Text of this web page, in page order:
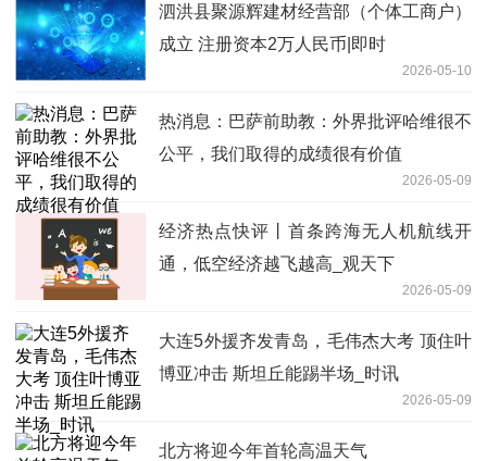
泗洪县聚源辉建材经营部（个体工商户）
成立 注册资本2万人民币|即时
2026-05-10
热消息：巴萨前助教：外界批评哈维很不
公平，我们取得的成绩很有价值
2026-05-09
经济热点快评丨首条跨海无人机航线开
通，低空经济越飞越高_观天下
2026-05-09
大连5外援齐发青岛，毛伟杰大考 顶住叶
博亚冲击 斯坦丘能踢半场_时讯
2026-05-09
北方将迎今年首轮高温天气